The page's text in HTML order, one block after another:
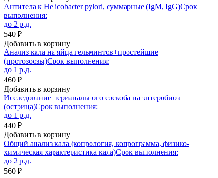
Антитела к Helicobacter pylori, суммарные (IgM, IgG)Срок
выполнения:
до 2 р.д.
540 ₽
Добавить в корзину
Анализ кала на яйца гельминтов+простейшие
(протозоозы)Срок выполнения:
до 1 р.д.
460 ₽
Добавить в корзину
Исследование перианального соскоба на энтеробиоз
(острица)Срок выполнения:
до 1 р.д.
440 ₽
Добавить в корзину
Общий анализ кала (копрология, копрограмма, физико-
химическая характеристика кала)Срок выполнения:
до 2 р.д.
560 ₽